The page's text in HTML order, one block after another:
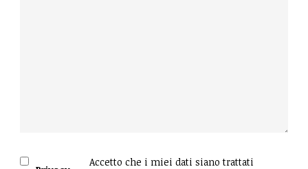
Accetto che i miei dati siano trattati